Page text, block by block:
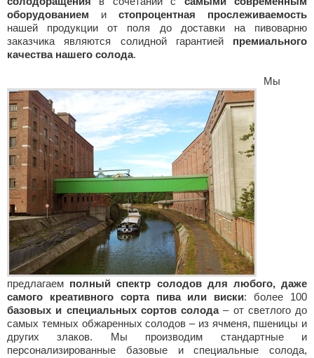
оборудованием и стопроцентная прослеживаемость
нашей продукции от поля до доставки на пивоварню
заказчика являются солидной гарантией премиального
качества нашего солода.
Мы
предлагаем полный спектр солодов для любого, даже
самого креативного сорта пива или виски: более 100
базовых и специальных сортов солода– от светлого до
самых темных обжаренных солодов – из ячменя, пшеницы и
других злаков. Мы производим стандартные и
персонализированные базовые и специальные солода,